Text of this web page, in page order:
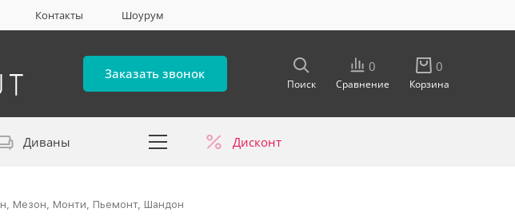
Контакты Шоурум
Заказать звонок
Поиск
0
Сравнение
0
Корзина
Диваны Дисконт
Мезон, Монти, Пьемонт, Шандон